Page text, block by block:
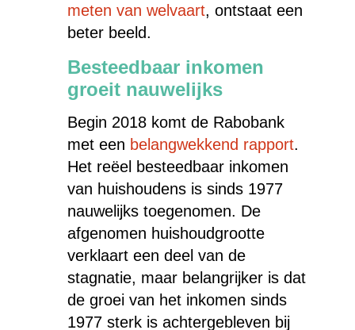
meten van welvaart, ontstaat een
beter beeld.
Besteedbaar inkomen
groeit nauwelijks
Begin 2018 komt de Rabobank
met een belangwekkend rapport.
Het reëel besteedbaar inkomen
van huishoudens is sinds 1977
nauwelijks toegenomen. De
afgenomen huishoudgrootte
verklaart een deel van de
stagnatie, maar belangrijker is dat
de groei van het inkomen sinds
1977 sterk is achtergebleven bij